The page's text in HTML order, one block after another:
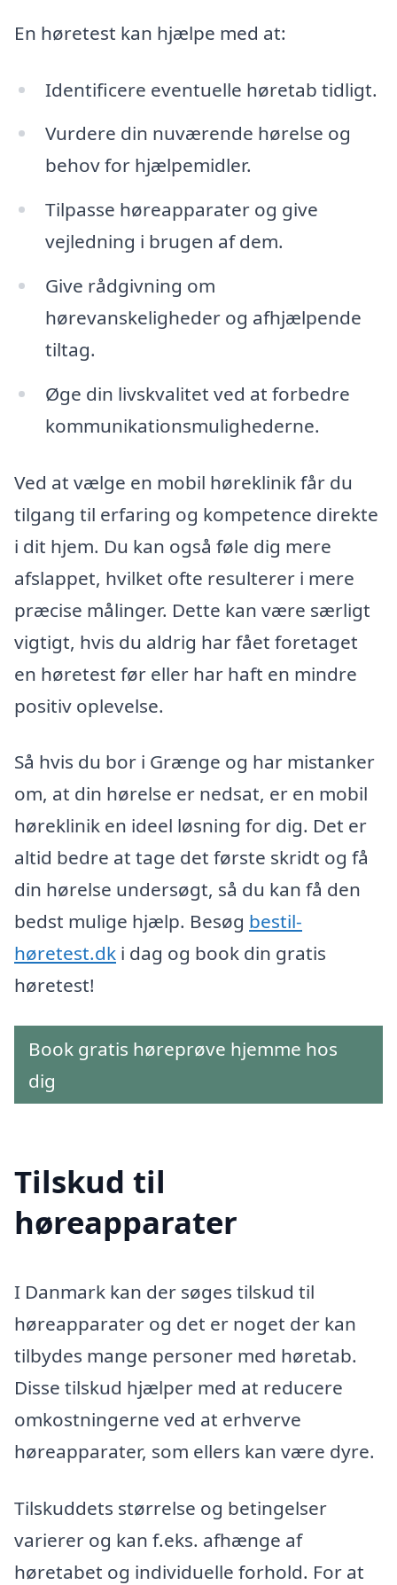
En høretest kan hjælpe med at:
Identificere eventuelle høretab tidligt.
Vurdere din nuværende hørelse og
behov for hjælpemidler.
Tilpasse høreapparater og give
vejledning i brugen af dem.
Give rådgivning om
hørevanskeligheder og afhjælpende
tiltag.
Øge din livskvalitet ved at forbedre
kommunikationsmulighederne.
Ved at vælge en mobil høreklinik får du
tilgang til erfaring og kompetence direkte
i dit hjem. Du kan også føle dig mere
afslappet, hvilket ofte resulterer i mere
præcise målinger. Dette kan være særligt
vigtigt, hvis du aldrig har fået foretaget
en høretest før eller har haft en mindre
positiv oplevelse.
Så hvis du bor i Grænge og har mistanker
om, at din hørelse er nedsat, er en mobil
høreklinik en ideel løsning for dig. Det er
altid bedre at tage det første skridt og få
din hørelse undersøgt, så du kan få den
bedst mulige hjælp. Besøg bestil-
høretest.dk i dag og book din gratis
høretest!
Book gratis høreprøve hjemme hos
dig
Tilskud til
høreapparater
I Danmark kan der søges tilskud til
høreapparater og det er noget der kan
tilbydes mange personer med høretab.
Disse tilskud hjælper med at reducere
omkostningerne ved at erhverve
høreapparater, som ellers kan være dyre.
Tilskuddets størrelse og betingelser
varierer og kan f.eks. afhænge af
høretabet og individuelle forhold. For at